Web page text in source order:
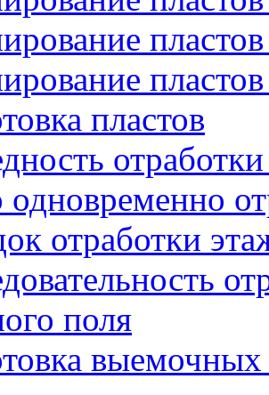
пластов
отработки
поля
выемочных